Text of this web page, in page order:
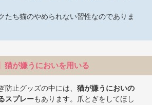
たち猫のやめられない習性なのでありま
猫が嫌うにおいを用いる
防止グッズの中には、猫が嫌うにおいの
スプレーもあります。爪とぎをしてほし